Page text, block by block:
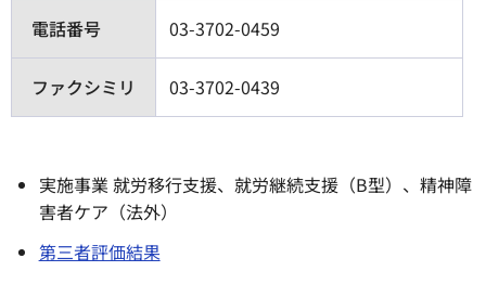
電話番号 03-3702-0459
ファクシミリ 03-3702-0439
実施事業 就労移行支援、就労継続支援（B型）、精神障
害者ケア（法外）
第三者評価結果